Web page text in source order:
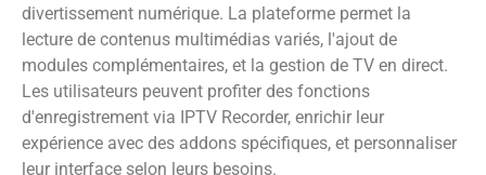
divertissement numérique. La plateforme permet la
lecture de contenus multimédias variés, l'ajout de
modules complémentaires, et la gestion de TV en direct.
Les utilisateurs peuvent profiter des fonctions
d'enregistrement via IPTV Recorder, enrichir leur
expérience avec des addons spécifiques, et personnaliser
leur interface selon leurs besoins.